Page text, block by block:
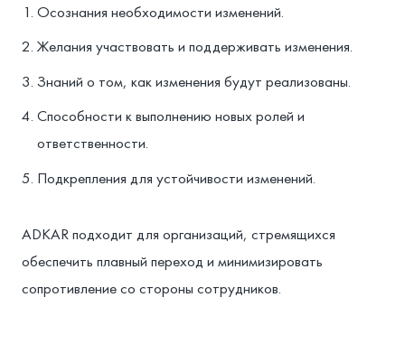
Осознания необходимости изменений.
Желания участвовать и поддерживать изменения.
Знаний о том, как изменения будут реализованы.
Способности к выполнению новых ролей и
ответственности.
Подкрепления для устойчивости изменений.
ADKAR подходит для организаций, стремящихся
обеспечить плавный переход и минимизировать
сопротивление со стороны сотрудников.